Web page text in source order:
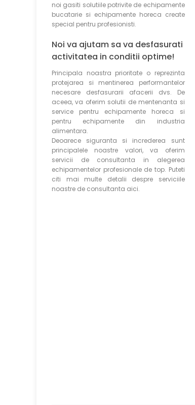
noi gasiti solutiile potrivite de echipamente
bucatarie si echipamente horeca create
special pentru profesionisti.
Noi va ajutam sa va desfasurati
activitatea in conditii optime!
Principala noastra prioritate o reprezinta
protejarea si mentinerea performantelor
necesare desfasurarii afacerii dvs. De
aceea, va oferim solutii de mentenanta si
service pentru echipamente horeca si
pentru echipamente din industria
alimentara.
Deoarece siguranta si increderea sunt
principalele noastre valori, va oferim
servicii de consultanta in alegerea
echipamentelor profesionale de top. Puteti
citi mai multe detalii despre serviciile
noastre de consultanta aici.